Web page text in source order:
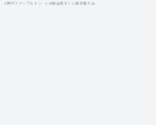
#神戸ファーブルトン
#全国金魚すくい選手権大会